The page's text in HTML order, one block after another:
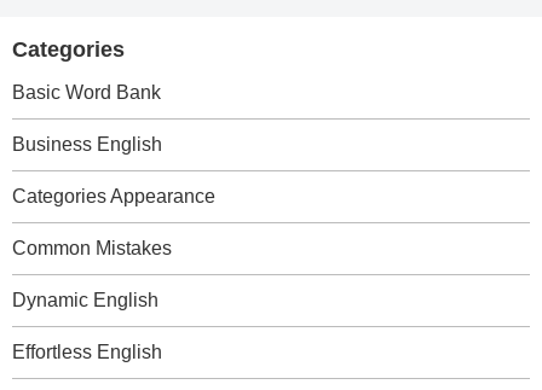
Categories
Basic Word Bank
Business English
Categories Appearance
Common Mistakes
Dynamic English
Effortless English